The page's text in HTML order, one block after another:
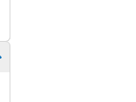
Mostrar/ocultar subpáginas